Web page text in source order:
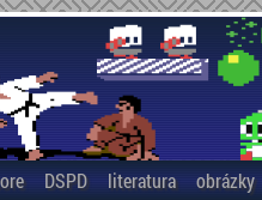
DSPD literatura obrázky